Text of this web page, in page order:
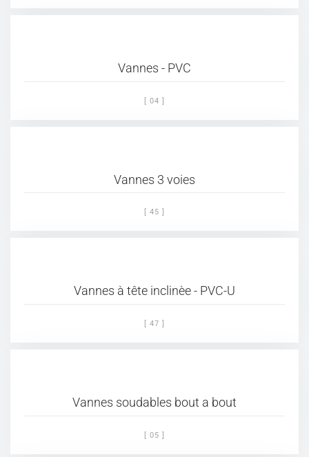
Vannes - PVC
[ 04 ]
Vannes 3 voies
[ 45 ]
Vannes à tête inclinèe - PVC-U
[ 47 ]
Vannes soudables bout a bout
[ 05 ]